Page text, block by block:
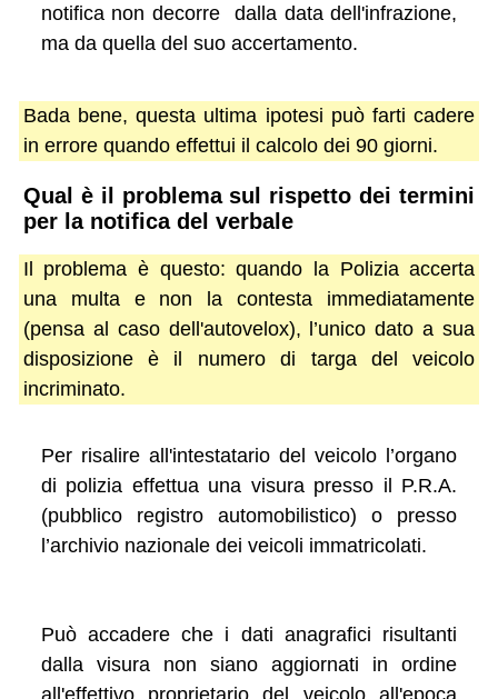
notifica non decorre dalla data dell'infrazione,
ma da quella del suo accertamento.
Bada bene, questa ultima ipotesi può farti cadere
in errore quando effettui il calcolo dei 90 giorni.
Qual è il problema sul rispetto dei termini
per la notifica del verbale
Il problema è questo: quando la Polizia accerta
una multa e non la contesta immediatamente
(pensa al caso dell'autovelox), l’unico dato a sua
disposizione è il numero di targa del veicolo
incriminato.
Per risalire all'intestatario del veicolo l’organo
di polizia effettua una visura presso il P.R.A.
(pubblico registro automobilistico) o presso
l’archivio nazionale dei veicoli immatricolati.
Può accadere che i dati anagrafici risultanti
dalla visura non siano aggiornati in ordine
all'effettivo proprietario del veicolo all'epoca